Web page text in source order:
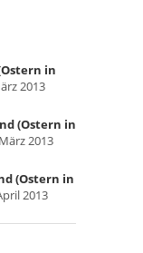
in
2013
(Ostern in
2013
(Ostern in
2013